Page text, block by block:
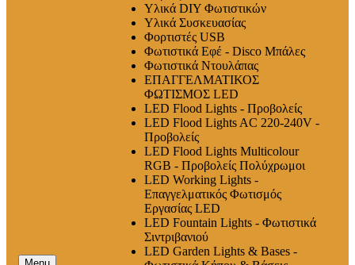
Υλικά DIY Φωτιστικών
Υλικά Συσκευασίας
Φορτιστές USB
Φωτιστικά Εφέ - Disco Μπάλες
Φωτιστικά Ντουλάπας
ΕΠΑΓΓΕΛΜΑΤΙΚΟΣ
ΦΩΤΙΣΜΟΣ LED
LED Flood Lights - Προβολείς
LED Flood Lights AC 220-240V -
Προβολείς
LED Flood Lights Multicolour
RGB - Προβολείς Πολύχρωμοι
LED Working Lights -
Επαγγελματικός Φωτισμός
Εργασίας LED
LED Fountain Lights - Φωτιστικά
Σιντριβανιού
LED Garden Lights & Bases -